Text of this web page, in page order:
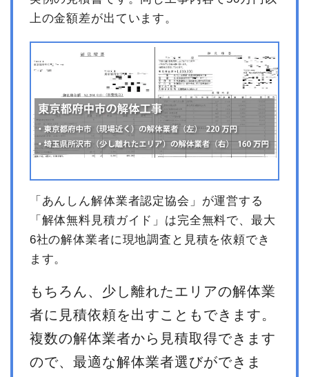
上の金額差が出ています。
「あんしん解体業者認定協会」が運営する
「解体無料見積ガイド」は完全無料で、最大
6社の解体業者に現地調査と見積を依頼でき
ます。
もちろん、少し離れたエリアの解体業
者に見積依頼を出すこともできます。
複数の解体業者から見積取得できます
ので、最適な解体業者選びができま